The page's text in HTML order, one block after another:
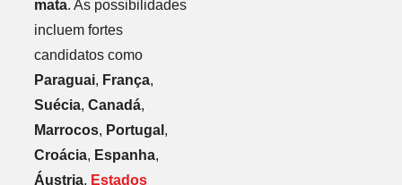
mata. As possibilidades
incluem fortes
candidatos como
Paraguai, França,
Suécia, Canadá,
Marrocos, Portugal ,
Croácia, Espanha,
Áustria, Estados